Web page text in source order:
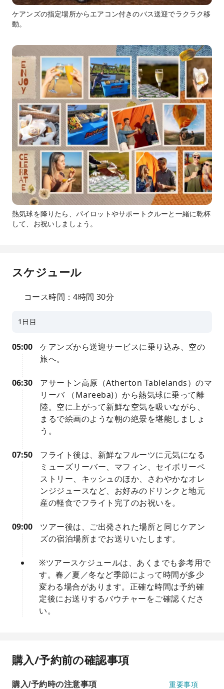
ケアンズの指定場所からエアコン付きのバス送迎でラクラク移
動。
熱気球を降りたら、パイロットやサポートクルーと一緒に乾杯
して、お祝いしましょう。
スケジュール
コース時間：4時間 30分
1日目
05:00
ケアンズから送迎サービスに乗り込み、空の
旅へ。
06:30
アサートン高原（Atherton Tablelands）のマ
リーバ （Mareeba)）から熱気球に乗って離
陸。空に上がって新鮮な空気を吸いながら、
まるで絵画のような朝の絶景を堪能しましょ
う。
07:50
フライト後は、新鮮なフルーツに元気になる
ミューズリーバー、マフィン、セイボリーペ
ストリー、キッシュのほか、さわやかなオレ
ンジジュースなど、お好みのドリンクと地元
産の軽食でフライト完了のお祝いを。
09:00
ツアー後は、ご出発された場所と同じケアン
ズの宿泊場所までお送りいたします。
※ツアースケジュールは、あくまでも参考用で
す。春／夏／冬など季節によって時間が多少
変わる場合があります。正確な時間は予約確
定後にお送りするバウチャーをご確認くださ
い。
購入/予約前の確認事項
購入/予約時の注意事項 重要事項